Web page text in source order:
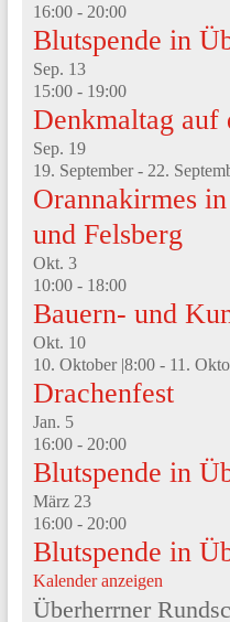
16:00- 20:00
Blutspende in
Sep. 13
15:00- 19:00
Denkmaltag auf
Sep. 19
19. September- 22.
Orannakirmes
und Felsberg
Okt. 3
10:00- 18:00
Bauern- und
Okt. 10
10. Oktober |8:00- 11.
Drachenfest
Jan. 5
16:00- 20:00
Blutspende in
März 23
16:00- 20:00
Blutspende in
Kalender anzeigen
Überherrner